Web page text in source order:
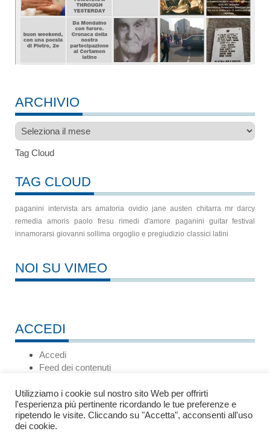
ARCHIVIO
Archivio
Tag Cloud
TAG CLOUD
paganini intervista ars amatoria ovidio jane austen chitarra mr darcy
remedia amoris
paolo fresu rimedi d'amore
paganini guitar festival
innamorarsi giovanni sollima orgoglio e pregiudizio classici latini
NOI SU VIMEO
ACCEDI
Accedi
Feed dei contenuti
WordPress.org
Utilizziamo i cookie sul nostro sito Web per offrirti
l'esperienza più pertinente ricordando le tue preferenze e
ripetendo le visite. Cliccando su "Accetta", acconsenti all'uso
dei cookie.